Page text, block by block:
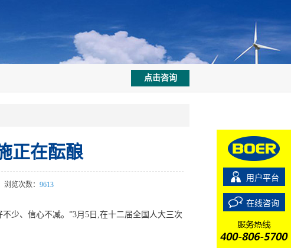
点击咨询
正在酝酿
浏览次数： 9613
、信心不减。”3月5日,在十二届全国人大三次
用户平台
在线咨询